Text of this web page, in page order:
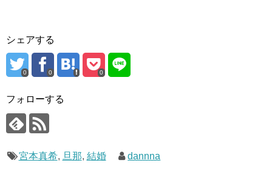
シェアする
0 0 0
フォローする
宮本真希, 旦那, 結婚 dannna